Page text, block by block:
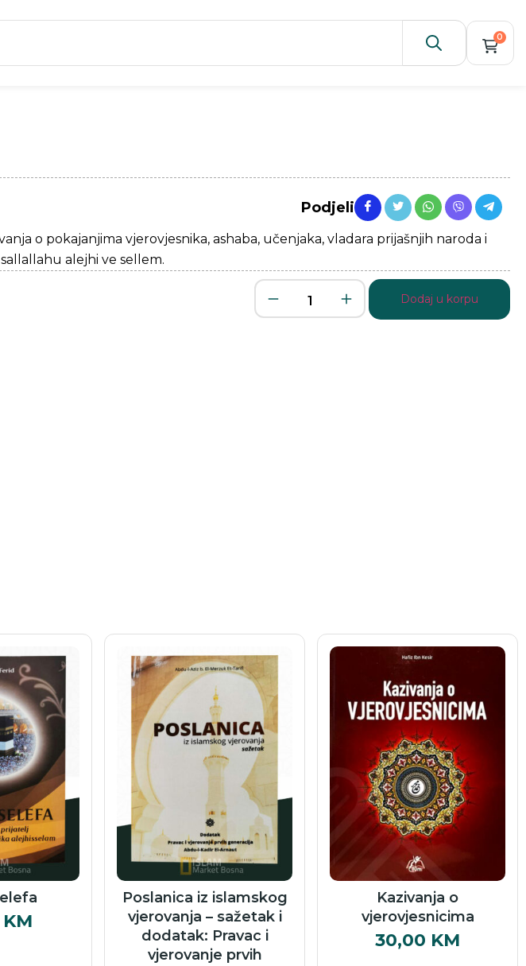
0
Podjeli
o pokajanjima vjerovjesnika, ashaba, učenjaka, vladara prijašnjih naroda i
alejhi ve sellem.
Dodaj u korpu
KM
Poslanica iz islamskog
vjerovanja – sažetak i
dodatak: Pravac i
vjerovanje prvih
Kazivanja o
vjerovjesnicima
30,00 KM